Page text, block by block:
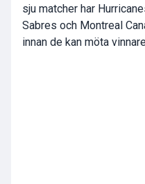
sju matcher har
Sabres och Montreal
innan de kan möta